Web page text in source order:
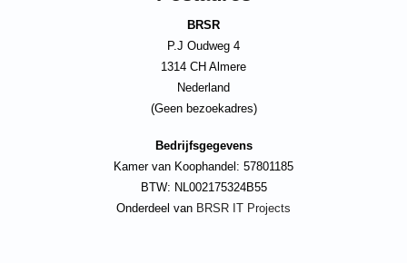
BRSR
P.J Oudweg 4
1314 CH Almere
Nederland
(Geen bezoekadres)
Bedrijfsgegevens
Kamer van Koophandel: 57801185
BTW: NL002175324B55
Onderdeel van BRSR IT Projects